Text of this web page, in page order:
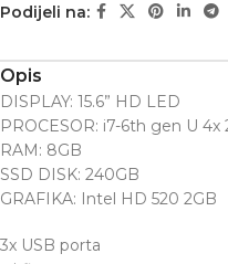
Podijeli na:
Opis
DISPLAY: 15.6” HD LED
PROCESOR: i7-6th gen U
RAM: 8GB
SSD DISK: 240GB
GRAFIKA: Intel HD 520 2GB
3x USB porta